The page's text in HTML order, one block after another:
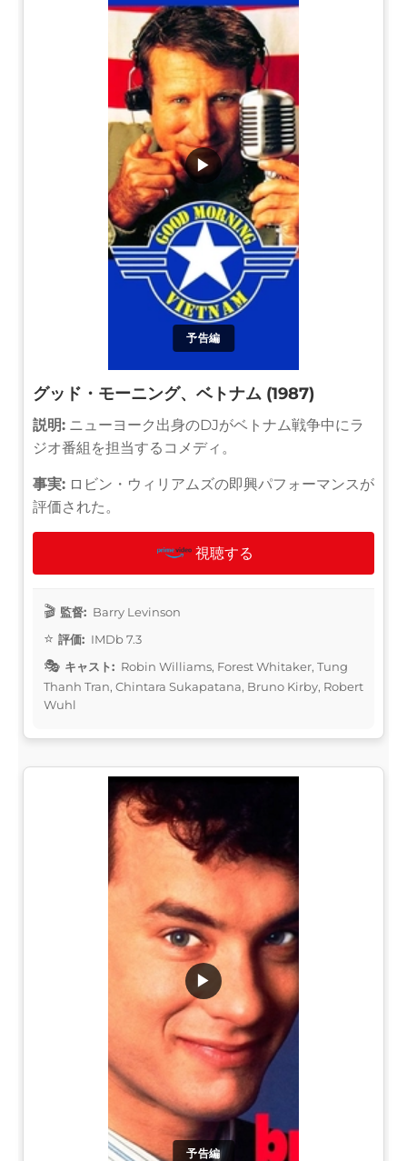
予告編
▶
グッド・モーニング、ベトナム (1987)
説明: ニューヨーク出身のDJがベトナム戦争中にラ
ジオ番組を担当するコメディ。
事実: ロビン・ウィリアムズの即興パフォーマンスが
評価された。
視聴する
監督: Barry Levinson
評価: IMDb 7.3
キャスト: Robin Williams, Forest Whitaker, Tung
Thanh Tran, Chintara Sukapatana, Bruno Kirby, Robert
Wuhl
予告編
▶